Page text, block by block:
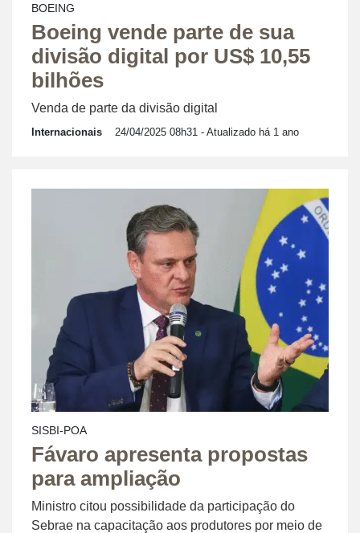
BOEING
Boeing vende parte de sua
divisão digital por US$ 10,55
bilhões
Venda de parte da divisão digital
Internacionais 24/04/2025 08h31 - Atualizado há 1 ano
SISBI-POA
Fávaro apresenta propostas
para ampliação
Ministro citou possibilidade da participação do
Sebrae na capacitação aos produtores por meio de